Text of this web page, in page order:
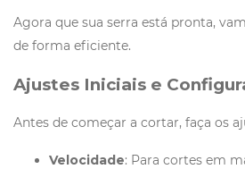
Agora que sua serra está pronta,
de forma eficiente.
Ajustes Iniciais e
Antes de começar a cortar, faça os
Velocidade: Para cortes em